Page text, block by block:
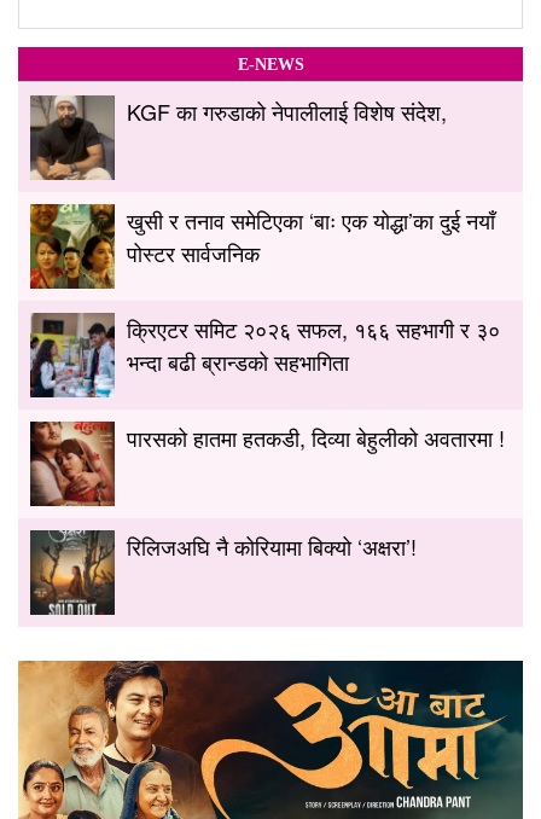
E-NEWS
KGF का गरुडाको नेपालीलाई विशेष संदेश,
खुसी र तनाव समेटिएका ‘बाः एक योद्धा’का दुई नयाँ
पोस्टर सार्वजनिक
क्रिएटर समिट २०२६ सफल, १६६ सहभागी र ३०
भन्दा बढी ब्रान्डको सहभागिता
पारसको हातमा हतकडी, दिव्या बेहुलीको अवतारमा !
रिलिजअघि नै कोरियामा बिक्यो ‘अक्षरा’!